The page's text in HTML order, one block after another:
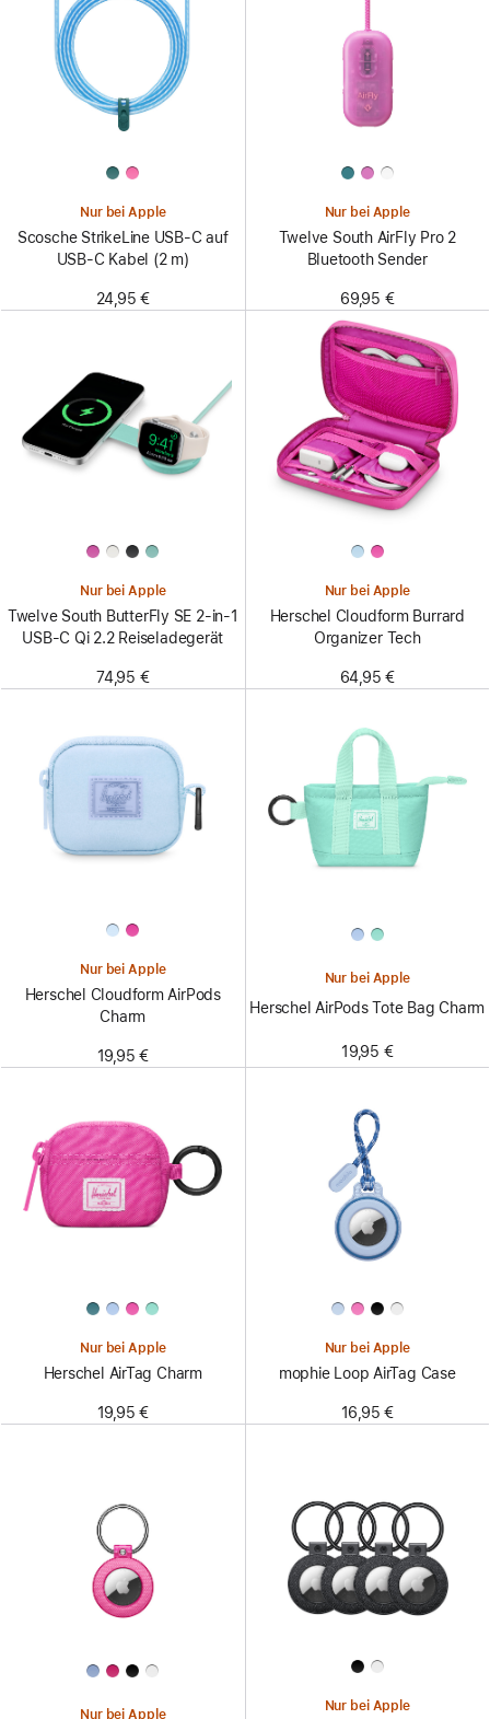
Nur bei Apple
Scosche StrikeLine USB-C auf
USB-C Kabel (2 m)
24,95 €
Nur bei Apple
Twelve South AirFly Pro 2
Bluetooth Sender
69,95 €
Nur bei Apple
Twelve South ButterFly SE 2-in-1
USB-C Qi 2.2 Reiseladegerät
74,95 €
Nur bei Apple
Herschel Cloudform Burrard
Organizer Tech
64,95 €
Nur bei Apple
Herschel Cloudform AirPods
Charm
19,95 €
Nur bei Apple
Herschel AirPods Tote Bag Charm
19,95 €
Nur bei Apple
Herschel AirTag Charm
19,95 €
Nur bei Apple
mophie Loop AirTag Case
16,95 €
Nur bei Apple
Nur bei Apple